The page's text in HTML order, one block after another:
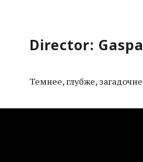
Director:
Темнее, глубже,